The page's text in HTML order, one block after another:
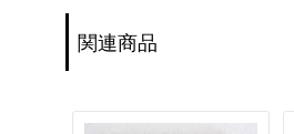
関連商品